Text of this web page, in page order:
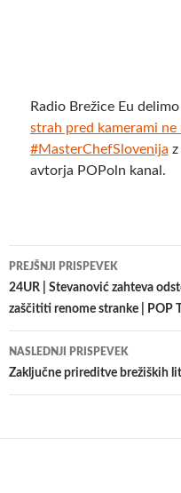
Radio Brežice Eu
strah pred kamerami ne
#MasterChefSlovenija
avtorja POPoln kanal.
Krmarjenje
po
PREJŠNJI PRISPEVEK
24UR | Stevanović zahteva
zaščititi renome stranke | POP
NASLEDNJI PRISPEVEK
Zaključne prireditve brežiških